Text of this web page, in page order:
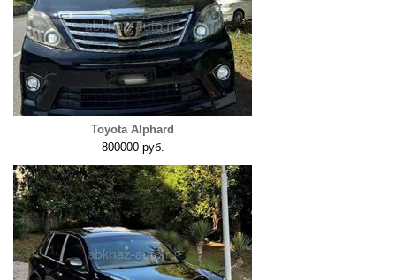
Toyota Alphard
800000 руб.